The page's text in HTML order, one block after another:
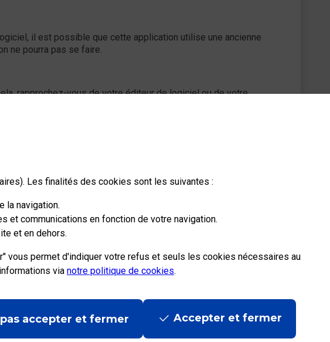
Les finalités des cookies sont les suivantes :
la navigation.
et communications en fonction de votre navigation.
et en dehors.
vous permet d'indiquer votre refus et seuls les cookies nécessaires au
via notre politique de cookies.
accepter et fermer Accepter et fermer
il est possible que cette application utilise une ancienne
ne pourra pas se faire.
rapprochez-vous de votre éditeur de logiciel ou de votre
|Accessibilité|Conditions contractuelles|Mentions légales|Données personnelles et cookies